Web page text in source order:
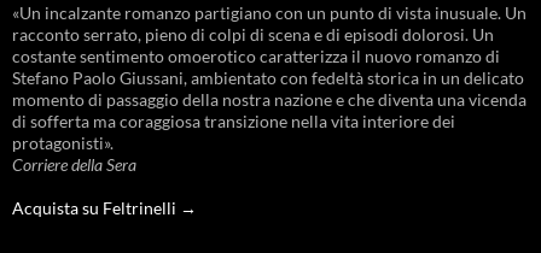
«Un incalzante romanzo partigiano con un punto di vista inusuale. Un
racconto serrato, pieno di colpi di scena e di episodi dolorosi. Un
costante sentimento omoerotico caratterizza il nuovo romanzo di
Stefano Paolo Giussani, ambientato con fedeltà storica in un delicato
momento di passaggio della nostra nazione e che diventa una vicenda
di sofferta ma coraggiosa transizione nella vita interiore dei
protagonisti».
Corriere della Sera
Acquista su Feltrinelli →